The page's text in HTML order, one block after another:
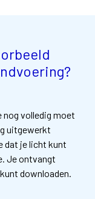
nog volledig moet
uitgewerkt
dat je licht kunt
Je ontvangt
downloaden.